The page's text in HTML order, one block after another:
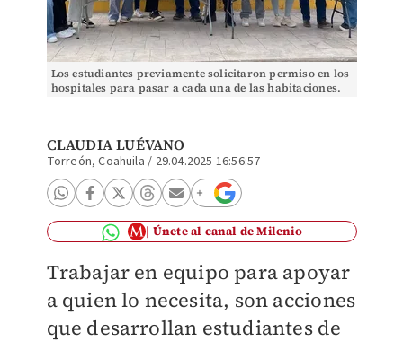
Los estudiantes previamente solicitaron permiso en los
hospitales para pasar a cada una de las habitaciones.
CLAUDIA LUÉVANO
Torreón, Coahuila / 29.04.2025 16:56:57
Únete al canal de Milenio
Trabajar en equipo para apoyar
a quien lo necesita, son acciones
que desarrollan estudiantes de